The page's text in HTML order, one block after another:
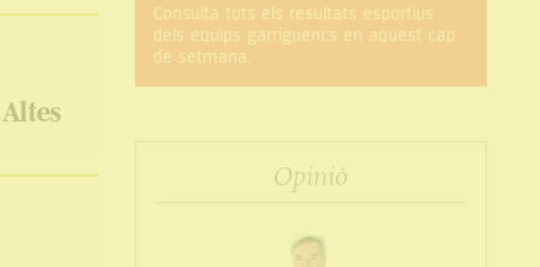
Consulta tots els resultats esportius
dels equips garriguencs en aquest cap
de setmana.
Opinió